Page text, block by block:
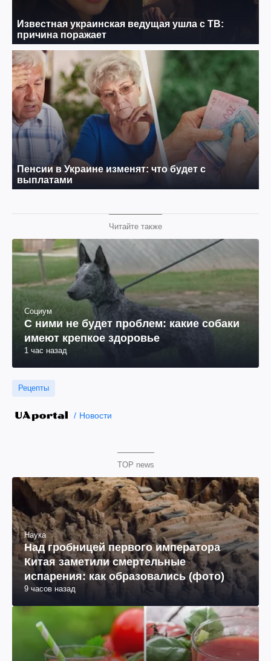
Читайте также
Социум
С ними не будет проблем: какие собаки
имеют крепкое здоровье
1 час назад
Рецепты
Новости
TOP news
Наука
Над гробницей первого императора
Китая заметили смертельные
испарения: как образовались (фото)
9 часов назад